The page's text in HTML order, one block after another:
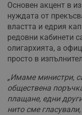
Основен акцент в
нуждата от
властта и едрия
редовни кабинети
олигархията, а
просто в
„Имаме министри,
обществена
плащане, едни
нито сме